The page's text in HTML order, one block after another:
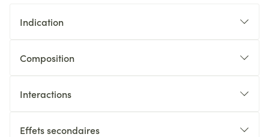
Indication
Composition
Interactions
Effets secondaires